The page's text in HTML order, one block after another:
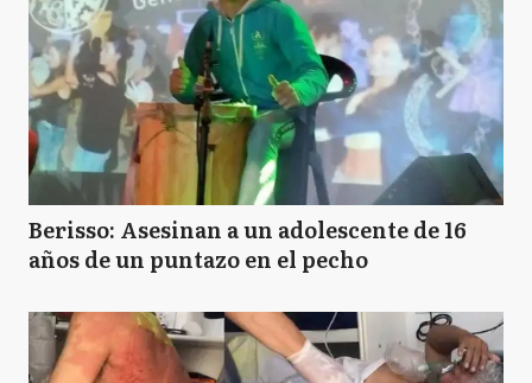
Berisso: Asesinan a un adolescente de 16
años de un puntazo en el pecho